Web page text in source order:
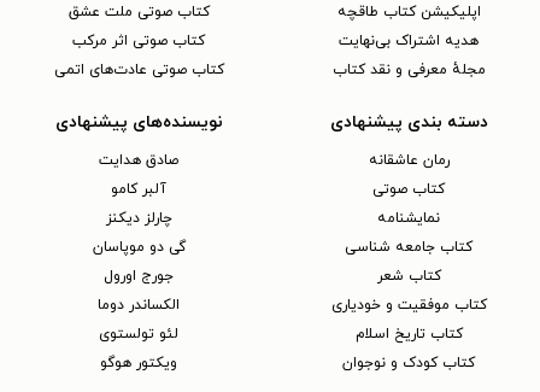
اپلیکیشن کتاب طاقچه
هدیه اشتراک بی‌نهایت
مجلهٔ معرفی و نقد کتاب
کتاب صوتی ملت عشق
کتاب صوتی اثر مرکب
کتاب صوتی عادت‌های اتمی
دسته بندی پیشنهادی
رمان عاشقانه
کتاب‌ صوتی
نمایشنامه
کتاب جامعه شناسی
کتاب شعر
کتاب موفقیت و خودیاری
کتاب تاریخ اسلام
کتاب کودک و نوجوان
نویسنده‌های پیشنهادی
صادق هدایت
آلبر کامو
چارلز دیکنز
گی دو موپاسان
جورج اورول
الکساندر دوما
لئو تولستوی
ویکتور هوگو